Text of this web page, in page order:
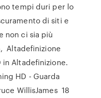
tempi duri per lo
di siti e
non ci sia più
Altadefinizione
in Altadefinizione.
HD - Guarda
WillisJames 18